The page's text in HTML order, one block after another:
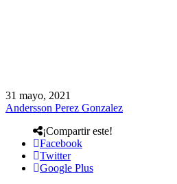
31 mayo, 2021
Andersson Perez Gonzalez
¡Compartir este!
Facebook
Twitter
Google Plus